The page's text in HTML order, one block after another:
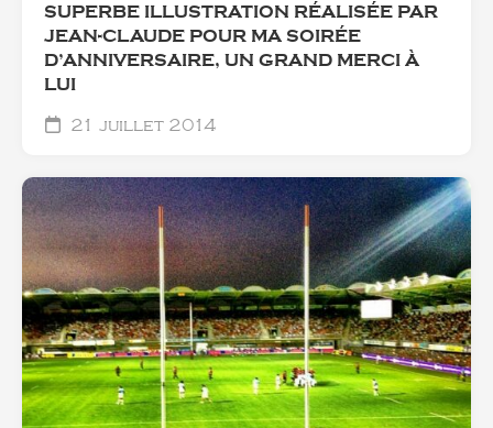
SUPERBE ILLUSTRATION RÉALISÉE PAR
JEAN-CLAUDE POUR MA SOIRÉE
D’ANNIVERSAIRE, UN GRAND MERCI À
LUI
21 juillet 2014